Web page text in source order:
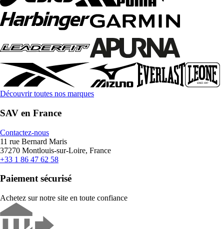
Découvrir toutes nos marques
SAV en France
Contactez-nous
11 rue Bernard Maris
37270 Montlouis-sur-Loire, France
+33 1 86 47 62 58
Paiement sécurisé
Achetez sur notre site en toute confiance